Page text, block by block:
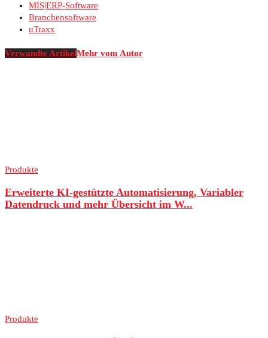
MIS|ERP-Software
Branchensoftware
uTraxx
Verwandte ArtikelMehr vom Autor
Produkte
Erweiterte KI-gestützte Automatisierung, Variabler
Datendruck und mehr Übersicht im W...
Produkte